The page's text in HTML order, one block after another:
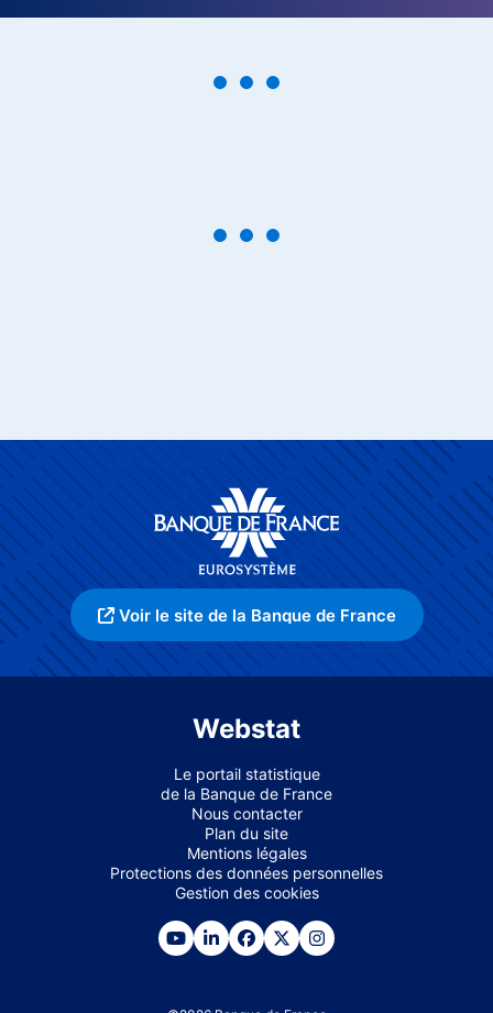
Voir le site de la Banque de France
Webstat
Le portail statistique
de la Banque de France
Nous contacter
Plan du site
Mentions légales
Protections des données personnelles
Gestion des cookies